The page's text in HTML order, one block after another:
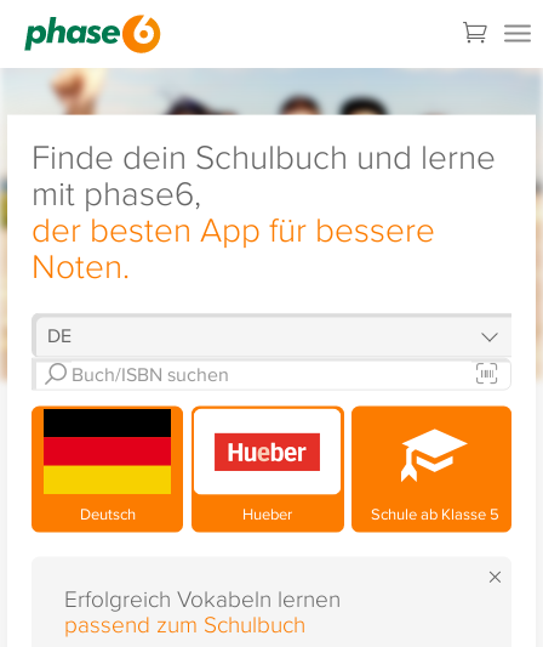
Finde dein Schulbuch und lerne
mit phase6,
der besten App für bessere
Noten.
Deutsch Hueber Schule ab Klasse 5
×
Erfolgreich Vokabeln lernen
passend zum Schulbuch